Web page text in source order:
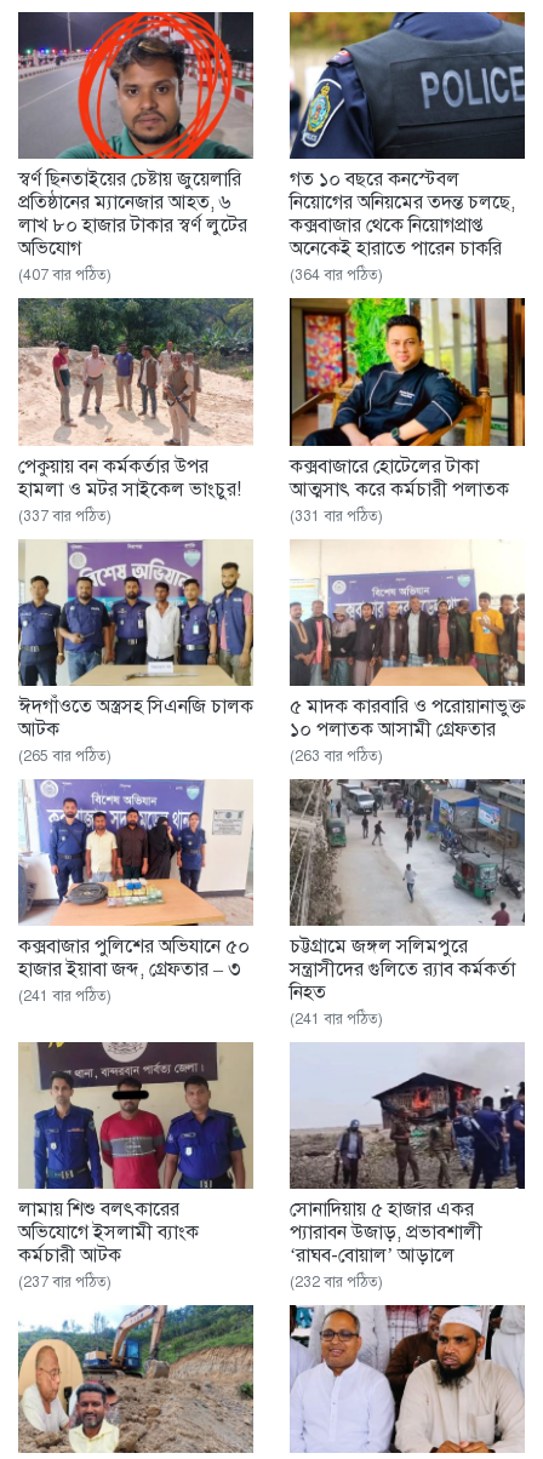
স্বর্ণ ছিনতাইয়ের চেষ্টায় জুয়েলারি
প্রতিষ্ঠানের ম্যানেজার আহত, ৬
লাখ ৮০ হাজার টাকার স্বর্ণ লুটের
অভিযোগ
(407 বার পঠিত)
গত ১০ বছরে কনস্টেবল
নিয়োগের অনিয়মের তদন্ত চলছে,
কক্সবাজার থেকে নিয়োগপ্রাপ্ত
অনেকেই হারাতে পারেন চাকরি
(364 বার পঠিত)
পেকুয়ায় বন কর্মকর্তার উপর
হামলা ও মটর সাইকেল ভাংচুর!
(337 বার পঠিত)
কক্সবাজারে হোটেলের টাকা
আত্মসাৎ করে কর্মচারী পলাতক
(331 বার পঠিত)
ঈদগাঁওতে অস্ত্রসহ সিএনজি চালক
আটক
(265 বার পঠিত)
৫ মাদক কারবারি ও পরোয়ানাভুক্ত
১০ পলাতক আসামী গ্রেফতার
(263 বার পঠিত)
কক্সবাজার পুলিশের অভিযানে ৫০
হাজার ইয়াবা জব্দ, গ্রেফতার – ৩
(241 বার পঠিত)
চট্টগ্রামে জঙ্গল সলিমপুরে
সন্ত্রাসীদের গুলিতে র‌্যাব কর্মকর্তা
নিহত
(241 বার পঠিত)
লামায় শিশু বলৎকারের
অভিযোগে ইসলামী ব্যাংক
কর্মচারী আটক
(237 বার পঠিত)
সোনাদিয়ায় ৫ হাজার একর
প্যারাবন উজাড়, প্রভাবশালী
‘রাঘব-বোয়াল’ আড়ালে
(232 বার পঠিত)